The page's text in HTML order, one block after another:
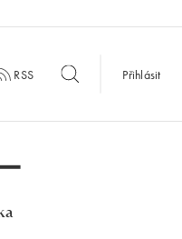
RSS Přihlásit